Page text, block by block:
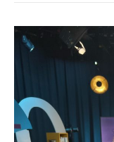
VÄRMANDE
VEGANSK
LASAGNE